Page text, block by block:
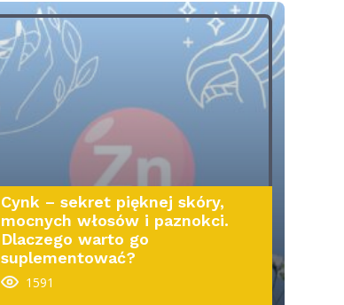
Cynk – sekret pięknej skóry,
mocnych włosów i paznokci.
Dlaczego warto go
suplementować?
1591